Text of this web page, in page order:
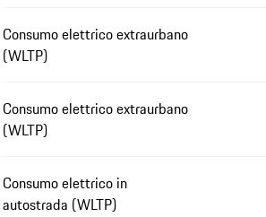
Consumo elettrico extraurbano
(WLTP)
Consumo elettrico extraurbano
(WLTP)
Consumo elettrico in
autostrada (WLTP)